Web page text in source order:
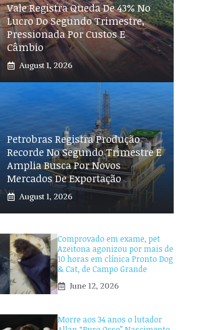
Vale Registra Queda De 43% No
Lucro Do Segundo Trimestre,
Pressionada Por Custos E
Câmbio
August 1, 2026
Petrobras Registra Produção
Recorde No Segundo Trimestre E
Amplia Busca Por Novos
Mercados De Exportação
August 1, 2026
Comprovado em exame, pet
Azeitona agonizou por mais de
10 horas em clínica Pronto Dog
& Cat, de Campo Grande
June 12, 2026
Morre aos 34 anos o lutador